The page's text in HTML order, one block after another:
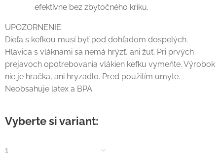
efektívne bez zbytočného kriku.
UPOZORNENIE:
Dieťa s kefkou musí byť pod dohľadom dospelých.
Hlavica s vláknami sa nemá hrýzť, ani žuť. Pri prvých
prejavoch opotrebovania vlákien kefku vymeňte. Výrobok
nie je hračka, ani hryzadlo. Pred použitím umyte.
Neobsahuje latex a BPA.
Vyberte si variant:
1